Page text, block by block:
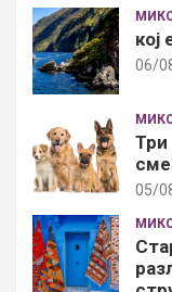
кој
06/
Три
05/